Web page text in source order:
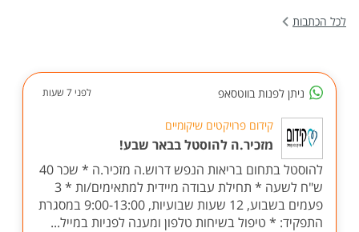
לכל הכתבות
ניתן לפנות בווטסאפ לפני 7 שעות
קידום פרויקטים שיקומיים
מזכיר.ה להוסטל בבאר שבע!
להוסטל בתחום בריאות הנפש דרוש.ה מזכיר.ה * שכר 40
ש"ח לשעה * תחילת עבודה מיידית למתאימים/ות * 3
פעמים בשבוע, 12 שעות שבועיות, 9:00-13:00 במסגרת
התפקיד: * טיפול בשיחות טלפון ומענה לפניות במייל...